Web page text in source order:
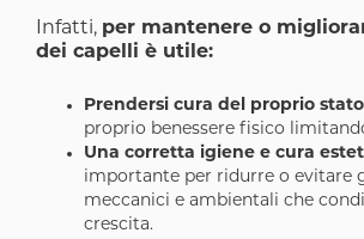
Infatti, per mantenere o
dei capelli è utile:
Prendersi cura del proprio
proprio benessere fisico
Una corretta igiene e cura
importante per ridurre o evitare
meccanici e ambientali che
crescita.